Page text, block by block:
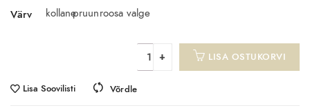
Värv kollanepruunroosa valge
LISA OSTUKORVI
Lisa Soovilisti Võrdle